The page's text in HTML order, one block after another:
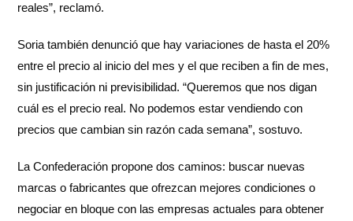
reales”, reclamó.
Soria también denunció que hay variaciones de hasta el 20%
entre el precio al inicio del mes y el que reciben a fin de mes,
sin justificación ni previsibilidad. “Queremos que nos digan
cuál es el precio real. No podemos estar vendiendo con
precios que cambian sin razón cada semana”, sostuvo.
La Confederación propone dos caminos: buscar nuevas
marcas o fabricantes que ofrezcan mejores condiciones o
negociar en bloque con las empresas actuales para obtener